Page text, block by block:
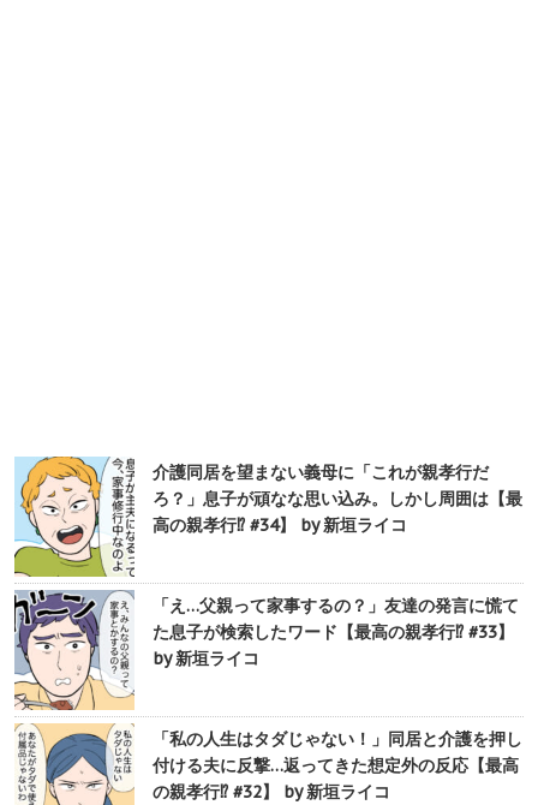
介護同居を望まない義母に「これが親孝行だ
ろ？」息子が頑なな思い込み。しかし周囲は【最
高の親孝行⁉︎ #34】 by 新垣ライコ
「え…父親って家事するの？」友達の発言に慌て
た息子が検索したワード【最高の親孝行⁉︎ #33】
by 新垣ライコ
「私の人生はタダじゃない！」同居と介護を押し
付ける夫に反撃…返ってきた想定外の反応【最高
の親孝行⁉︎ #32】 by 新垣ライコ